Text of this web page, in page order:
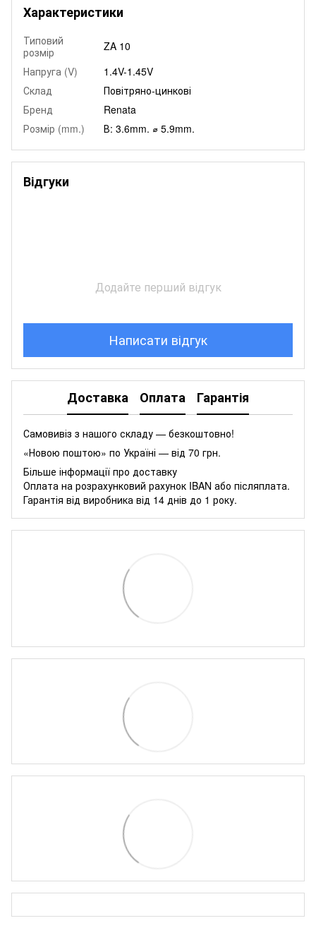
Характеристики
Типовий
розмір
ZA 10
Напруга (V)
1.4V-1.45V
Склад
Повітряно-цинкові
Бренд
Renata
Розмір (mm.)
В: 3.6mm. ⌀ 5.9mm.
Відгуки
Додайте перший відгук
Написати відгук
Доставка Оплата Гарантія
Самовивіз з нашого складу — безкоштовно!
«Новою поштою» по Україні — від 70 грн.
Більше інформації про доставку
Оплата на розрахунковий рахунок IBAN або післяплата.
Гарантія від виробника від 14 днів до 1 року.